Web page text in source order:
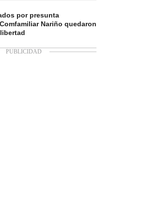
por presunta
Nariño quedaron